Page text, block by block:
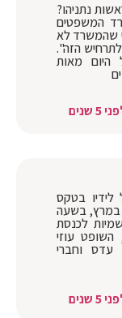
נתניהו?
המשפטים
שהמשרד לא
הזה".
היום מאות
5 שנים
לידיו בטקס
בבית הנשיא, ביום רביעי, 31 במרץ, בשעה
לכנסת
השופט עוזי
עדס וחברי
5 שנים